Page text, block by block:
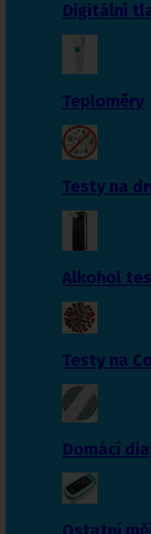
Digitální
Teploměry
Testy na
Alkohol
Testy na
Domácí